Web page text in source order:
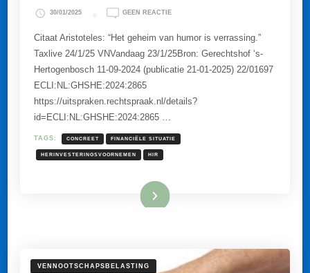
30/01/2025 GEEN REACTIEOP
HIR
ONDANKS
EEN
FINANCIËLE
Citaat Aristoteles: “Het geheim van humor is verrassing.”
Taxlive 24/1/25 VNVandaag 23/1/25Bron: Gerechtshof ‘s-
Hertogenbosch 11-09-2024 (publicatie 21-01-2025) 22/01697
ECLI:NL:GHSHE:2024:2865
https://uitspraken.rechtspraak.nl/details?
id=ECLI:NL:GHSHE:2024:2865 …
TAGS: CONCREET FINANCIËLE SITUATIE
HERINVESTERINGSVOORNEMEN HIR
Lees meer
VENNOOTSCHAPSBELASTING